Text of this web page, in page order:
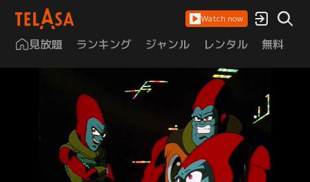
Watch now
見放題 ランキング ジャンル レンタル 無料